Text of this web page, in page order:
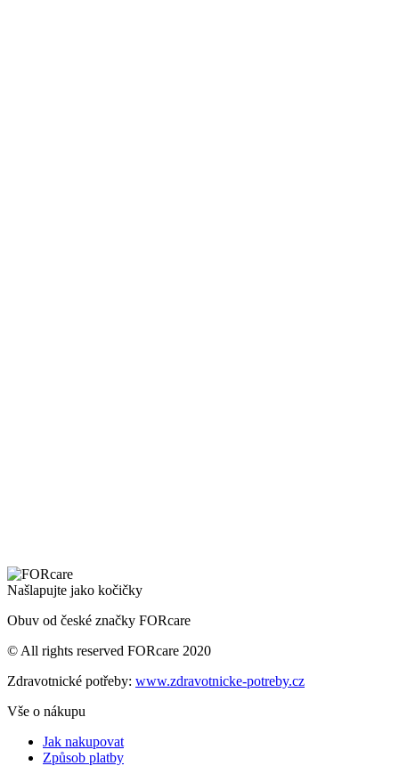
Našlapujte jako kočičky
Obuv od české značky FORcare
© All rights reserved FORcare 2020
Zdravotnické potřeby: www.zdravotnicke-potreby.cz
Vše o nákupu
Jak nakupovat
Způsob platby